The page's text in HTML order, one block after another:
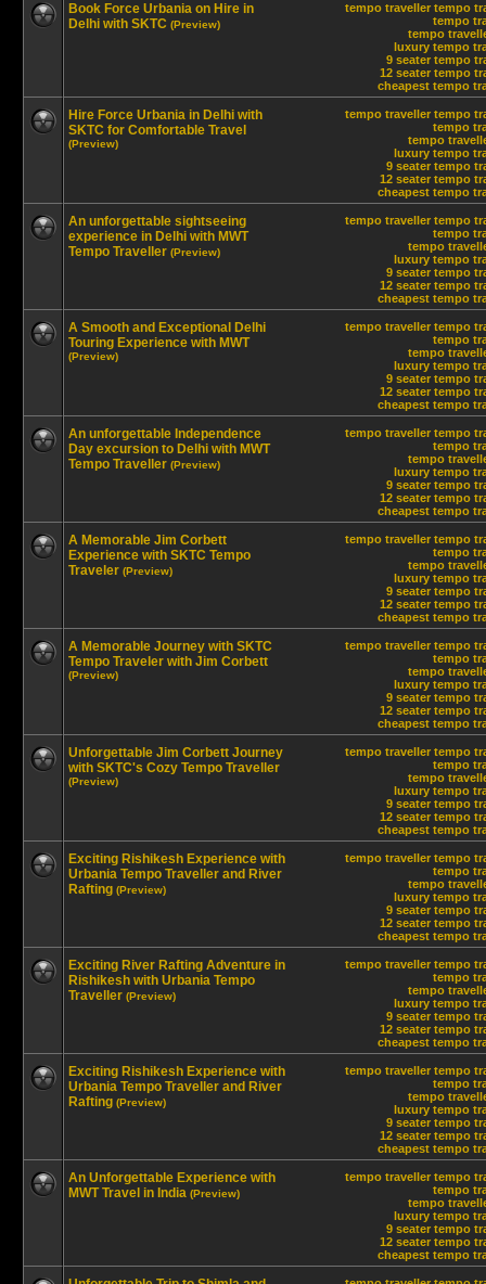
tempo traveller tempo
tempo
tempo
luxury tempo
9 seater tempo
12 seater tempo
cheapest tempo
Book Force Urbania on Hire in
Delhi with SKTC (Preview)
tempo traveller tempo
tempo
tempo
luxury tempo
9 seater tempo
12 seater tempo
cheapest tempo
Hire Force Urbania in Delhi with
SKTC for Comfortable Travel
(Preview)
tempo traveller tempo
tempo
tempo
luxury tempo
9 seater tempo
12 seater tempo
cheapest tempo
An unforgettable sightseeing
experience in Delhi with MWT
Tempo Traveller (Preview)
tempo traveller tempo
tempo
tempo
luxury tempo
9 seater tempo
12 seater tempo
cheapest tempo
A Smooth and Exceptional Delhi
Touring Experience with MWT
(Preview)
tempo traveller tempo
tempo
tempo
luxury tempo
9 seater tempo
12 seater tempo
cheapest tempo
An unforgettable Independence
Day excursion to Delhi with MWT
Tempo Traveller (Preview)
tempo traveller tempo
tempo
tempo
luxury tempo
9 seater tempo
12 seater tempo
cheapest tempo
A Memorable Jim Corbett
Experience with SKTC Tempo
Traveler (Preview)
tempo traveller tempo
tempo
tempo
luxury tempo
9 seater tempo
12 seater tempo
cheapest tempo
A Memorable Journey with SKTC
Tempo Traveler with Jim Corbett
(Preview)
tempo traveller tempo
tempo
tempo
luxury tempo
9 seater tempo
12 seater tempo
cheapest tempo
Unforgettable Jim Corbett Journey
with SKTC's Cozy Tempo Traveller
(Preview)
tempo traveller tempo
tempo
tempo
luxury tempo
9 seater tempo
12 seater tempo
cheapest tempo
Exciting Rishikesh Experience with
Urbania Tempo Traveller and River
Rafting (Preview)
tempo traveller tempo
tempo
tempo
luxury tempo
9 seater tempo
12 seater tempo
cheapest tempo
Exciting River Rafting Adventure in
Rishikesh with Urbania Tempo
Traveller (Preview)
tempo traveller tempo
tempo
tempo
luxury tempo
9 seater tempo
12 seater tempo
cheapest tempo
Exciting Rishikesh Experience with
Urbania Tempo Traveller and River
Rafting (Preview)
tempo traveller tempo
tempo
tempo
luxury tempo
9 seater tempo
12 seater tempo
cheapest tempo
An Unforgettable Experience with
MWT Travel in India (Preview)